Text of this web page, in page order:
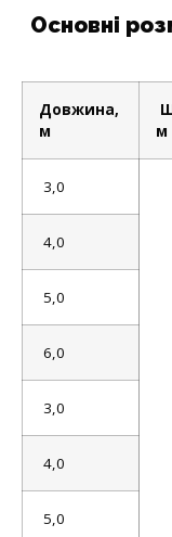
Основні
Довжина,
м
м
3,0
4,0
5,0
6,0
3,0
4,0
5,0